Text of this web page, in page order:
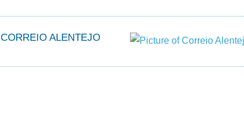
CORREIO ALENTEJO